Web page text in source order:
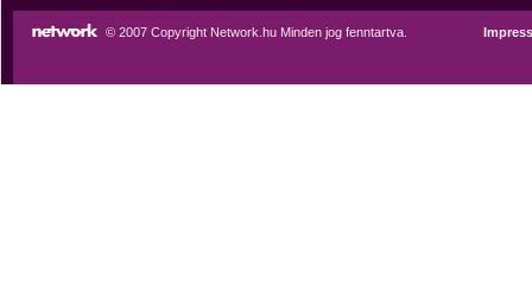
© 2007 Copyright Network.hu Minden jog fenntartva.